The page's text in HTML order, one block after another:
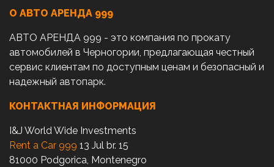
О АВТО AРЕНДА 999
АВТО АРЕНДА 999 - это компания по прокату
автомобилей в Черногории, предлагающая честный
сервис клиентам по доступным ценам и безопасный и
надежный автопарк.
КОНТАКТНАЯ ИНФОРМАЦИЯ
I&J World Wide Investments
Rent a Car 999 13 Jul br. 15
81000 Podgorica, Montenegro